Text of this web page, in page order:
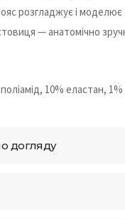
розгладжує і
— анатомічно
10% еластан,
догляду